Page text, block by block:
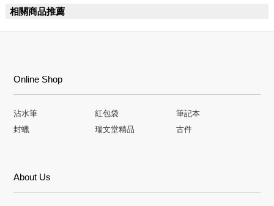
相關商品推薦
Online Shop
沾水筆 紅包袋
筆記本
封蠟
瑞文堂精品 古件
About Us